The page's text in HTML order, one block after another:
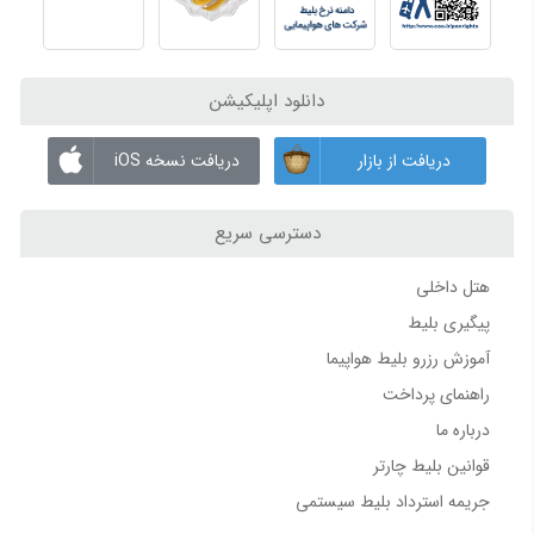
راهنمای فرودگاه بین‌المللی ارومیه | امکانات، پارکینگ و مسیر دسترسی
فرودگاه نجف | اطلاعات، ترمینال‌ها و پروازها
فرودگاه استانبول (IST) | معرفی، ترمینال‌ها، امکانات و پروازها
فرودگاه زوارتنوتس ایروان | اطلاعات، ترمینال و پروازها
فرودگاه شرمتیوو مسکو | ترمینال‌ها، پروازها و اطلاعات کامل
امکانات فرودگاه تبریز؛ راهنمای کامل فرودگاه بین‌المللی شهید مدنی
فرودگاه بین‌المللی تبریز (فرودگاه بین‌المللی شهید مدنی تبریز)
برای کسب اطلاعات بیشتر، رزرو بلیط چارتری یا دریافت مشاوره
رایگان، می‌توانید با ما از طریق شبکه‌های اجتماعی و شماره‌های
ماده 12 جرائم رایانه / ماده 66 تجارت الکترونیک / مواد 47 و
، هرگونه کپی‌برداری از برند
.
دانلود اپلیکیشن
دریافت از بازار دریافت نسخه iOS
دسترسی سریع
هتل داخلی
پیگیری بلیط
آموزش رزرو بلیط هواپیما
راهنمای پرداخت
درباره ما
قوانین بلیط چارتر
جریمه استرداد بلیط سیستمی